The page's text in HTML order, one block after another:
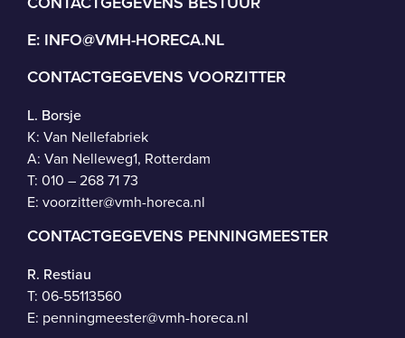
E: INFO@VMH-HORECA.NL
CONTACTGEGEVENS VOORZITTER
L. Borsje
K: Van Nellefabriek
A: Van Nelleweg1, Rotterdam
T: 010 – 268 71 73
E: voorzitter@vmh-horeca.nl
CONTACTGEGEVENS PENNINGMEESTER
R. Restiau
T: 06-55113560
E: penningmeester@vmh-horeca.nl